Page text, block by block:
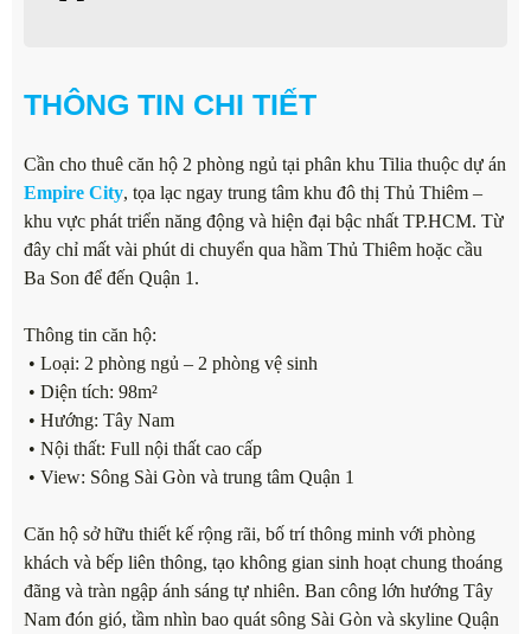
THÔNG TIN CHI TIẾT
Cần cho thuê căn hộ 2 phòng ngủ tại phân khu Tilia thuộc dự án
Empire City, tọa lạc ngay trung tâm khu đô thị Thủ Thiêm –
khu vực phát triển năng động và hiện đại bậc nhất TP.HCM. Từ
đây chỉ mất vài phút di chuyển qua hầm Thủ Thiêm hoặc cầu
Ba Son để đến Quận 1.
Thông tin căn hộ:
• Loại: 2 phòng ngủ – 2 phòng vệ sinh
• Diện tích: 98m²
• Hướng: Tây Nam
• Nội thất: Full nội thất cao cấp
• View: Sông Sài Gòn và trung tâm Quận 1
Căn hộ sở hữu thiết kế rộng rãi, bố trí thông minh với phòng
khách và bếp liên thông, tạo không gian sinh hoạt chung thoáng
đãng và tràn ngập ánh sáng tự nhiên. Ban công lớn hướng Tây
Nam đón gió, tầm nhìn bao quát sông Sài Gòn và skyline Quận